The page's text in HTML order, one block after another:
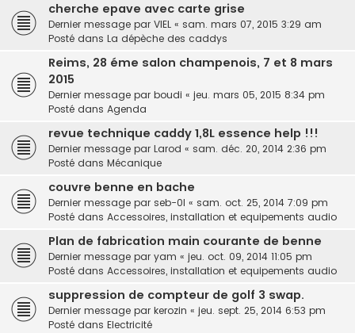
cherche epave avec carte grise
Dernier message par VIEL « sam. mars 07, 2015 3:29 am
Posté dans La dépèche des caddys
Reims, 28 éme salon champenois, 7 et 8 mars
2015
Dernier message par boudi « jeu. mars 05, 2015 8:34 pm
Posté dans Agenda
revue technique caddy 1,8L essence help !!!
Dernier message par Larod « sam. déc. 20, 2014 2:36 pm
Posté dans Mécanique
couvre benne en bache
Dernier message par seb-0l « sam. oct. 25, 2014 7:09 pm
Posté dans Accessoires, installation et equipements audio
Plan de fabrication main courante de benne
Dernier message par yam « jeu. oct. 09, 2014 11:05 pm
Posté dans Accessoires, installation et equipements audio
suppression de compteur de golf 3 swap.
Dernier message par kerozin « jeu. sept. 25, 2014 6:53 pm
Posté dans Electricité